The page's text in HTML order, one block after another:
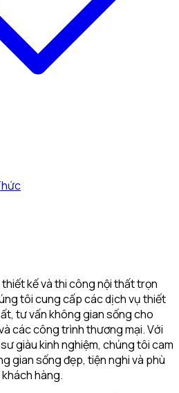
kế và thi công nội thất trọn
tôi cung cấp các dịch vụ thiết
tư vấn không gian sống cho
các công trình thương mại. Với
giàu kinh nghiệm, chúng tôi cam
gian sống đẹp, tiện nghi và phù
hàng.